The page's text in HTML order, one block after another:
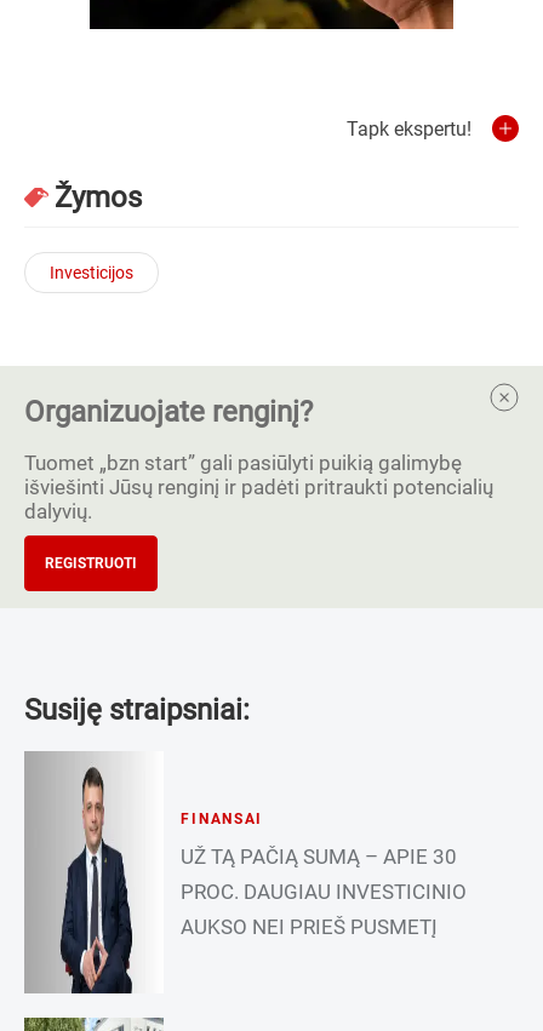
Tapk ekspertu!
Žymos
Investicijos
Organizuojate renginį?
Tuomet „bzn start” gali pasiūlyti puikią galimybę
išviešinti Jūsų renginį ir padėti pritraukti potencialių
dalyvių.
REGISTRUOTI
Susiję straipsniai:
FINANSAI
UŽ TĄ PAČIĄ SUMĄ – APIE 30
PROC. DAUGIAU INVESTICINIO
AUKSO NEI PRIEŠ PUSMETĮ